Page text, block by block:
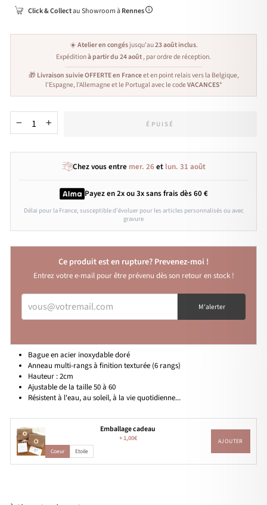
Click & Collectau Showroom àRennes
☀️Atelier en congésjusqu'au23 août inclus.
Expéditionà partir du 24 août, par ordre de réception.
🎁 Livraison suivie OFFERTE en Franceet en point relais vers la Belgique,
l'Espagne, l'Allemagne et le Portugal avec le codeVACANCES*
+ ÉPUISÉ
Chez vous entre mer. 26et lun. 31 août
Payez en 2x ou 3xsans fraisdès 60 €
Délai pour la France, susceptible d'évoluer pour les articles personnalisés ou avec
gravure
Ce produit est en rupture? Prevenez-moi !
Entrez votre e-mail pour être prévenu dès son retour en stock !
VOUS@VOTREMAIL.COM
M'alerter
Bague en acier inoxydable doré
Anneau multi-rangsà finition texturée (6 rangs)
Hauteur : 2cm
Ajustable de la taille 50 à 60
Résistent à l'eau, au soleil, à la vie quotidienne...
Emballage cadeau
+1,00€
Coeur Etoile
AJOUTER